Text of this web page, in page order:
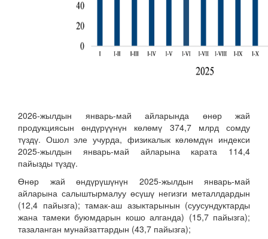
2026-жылдын январь-май айларында өнөр жай
продукциясын өндүрүүнүн көлөмү 374,7 млрд сомду
түздү. Ошол эле учурда, физикалык көлөмдүн индекси
2025-жылдын январь-май айларына карата 114,4
пайызды түздү.
Өнөр жай өндүрүшүнүн 2025-жылдын январь-май
айларына салыштырмалуу өсүшү негизги металлдардын
(12,4 пайызга); тамак-аш азыктарынын (суусундуктарды
жана тамеки буюмдарын кошо алганда) (15,7 пайызга);
тазаланган мунайзаттардын (43,7 пайызга);